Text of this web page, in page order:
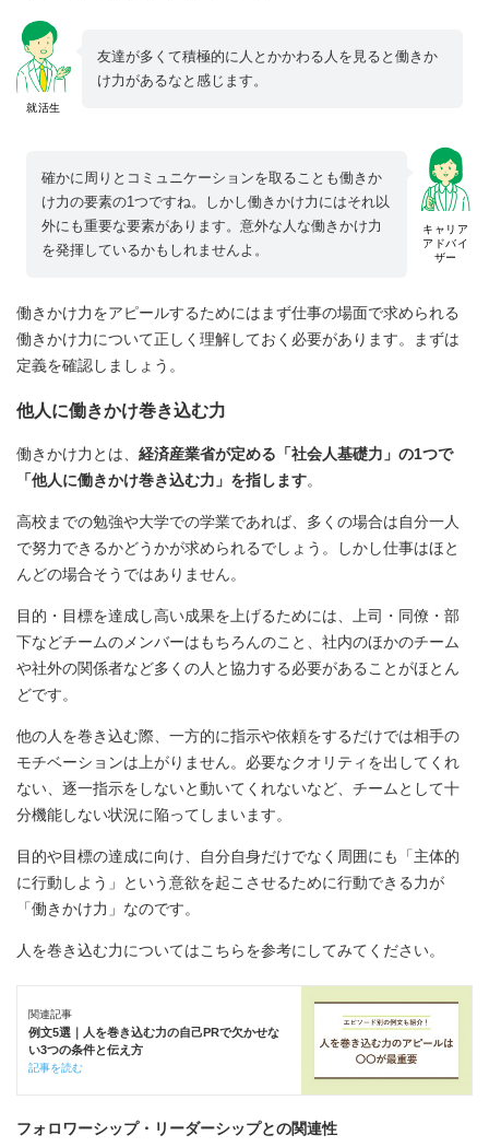
就活生
友達が多くて積極的に人とかかわる人を見ると働きか
け力があるなと感じます。
キャリア
アドバイ
ザー
確かに周りとコミュニケーションを取ることも働きか
け力の要素の1つですね。しかし働きかけ力にはそれ以
外にも重要な要素があります。意外な人な働きかけ力
を発揮しているかもしれませんよ。
働きかけ力をアピールするためにはまず仕事の場面で求められる
働きかけ力について正しく理解しておく必要があります。まずは
定義を確認しましょう。
他人に働きかけ巻き込む力
働きかけ力とは、 経済産業省が定める「社会人基礎力」の1つで
「他人に働きかけ巻き込む力」を指します。
高校までの勉強や大学での学業であれば、多くの場合は自分一人
で努力できるかどうかが求められるでしょう。しかし仕事はほと
んどの場合そうではありません。
目的・目標を達成し高い成果を上げるためには、上司・同僚・部
下などチームのメンバーはもちろんのこと、社内のほかのチーム
や社外の関係者など多くの人と協力する必要があることがほとん
どです。
他の人を巻き込む際、一方的に指示や依頼をするだけでは相手の
モチベーションは上がりません。必要なクオリティを出してくれ
ない、逐一指示をしないと動いてくれないなど、チームとして十
分機能しない状況に陥ってしまいます。
目的や目標の達成に向け、自分自身だけでなく周囲にも「主体的
に行動しよう」という意欲を起こさせるために行動できる力が
「働きかけ力」なのです。
人を巻き込む力についてはこちらを参考にしてみてください。
関連記事
例文5選｜人を巻き込む力の自己PRで欠かせな
い3つの条件と伝え方
記事を読む
フォロワーシップ・リーダーシップとの関連性